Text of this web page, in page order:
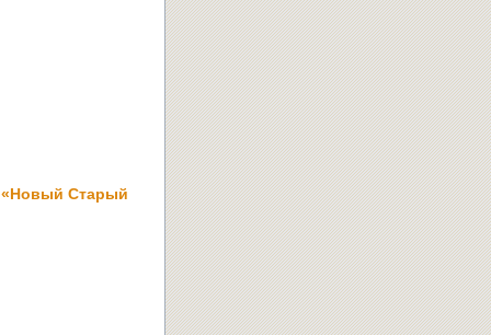
«Новый Старый